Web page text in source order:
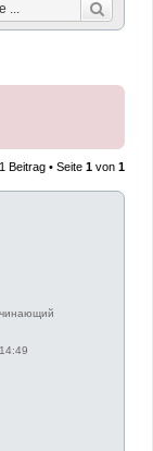
1 Beitrag • Seite 1 von 1